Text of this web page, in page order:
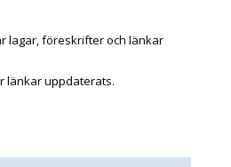
lagar, föreskrifter och länkar
länkar uppdaterats.